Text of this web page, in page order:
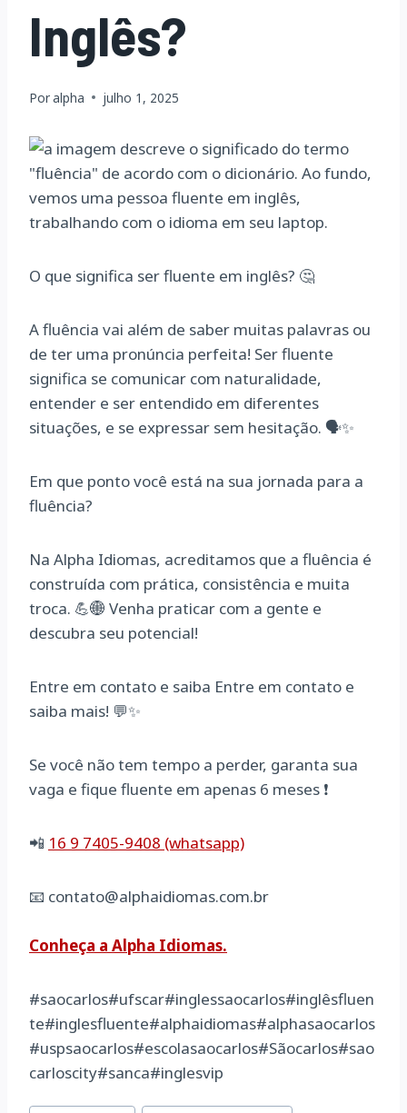
Inglês?
Poralpha julho 1, 2025
O que significa ser fluente em inglês? 🤔
A fluência vai além de saber muitas palavras ou
de ter uma pronúncia perfeita! Ser fluente
significa se comunicar com naturalidade,
entender e ser entendido em diferentes
situações, e se expressar sem hesitação. 🗣️✨
Em que ponto você está na sua jornada para a
fluência?
Na Alpha Idiomas, acreditamos que a fluência é
construída com prática, consistência e muita
troca. 💪🌐 Venha praticar com a gente e
descubra seu potencial!
Entre em contato e saiba Entre em contato e
saiba mais! 💬✨
Se você não tem tempo a perder, garanta sua
vaga e fique fluente em apenas 6 meses ❗
📲 16 9 7405-9408 (whatsapp)
📧 contato@alphaidiomas.com.br
Conheça a Alpha Idiomas.
#saocarlos#ufscar#inglessaocarlos#inglêsfluen
te#inglesfluente#alphaidiomas#alphasaocarlos
#uspsaocarlos#escolasaocarlos#Sãocarlos#sao
carloscity#sanca#inglesvip